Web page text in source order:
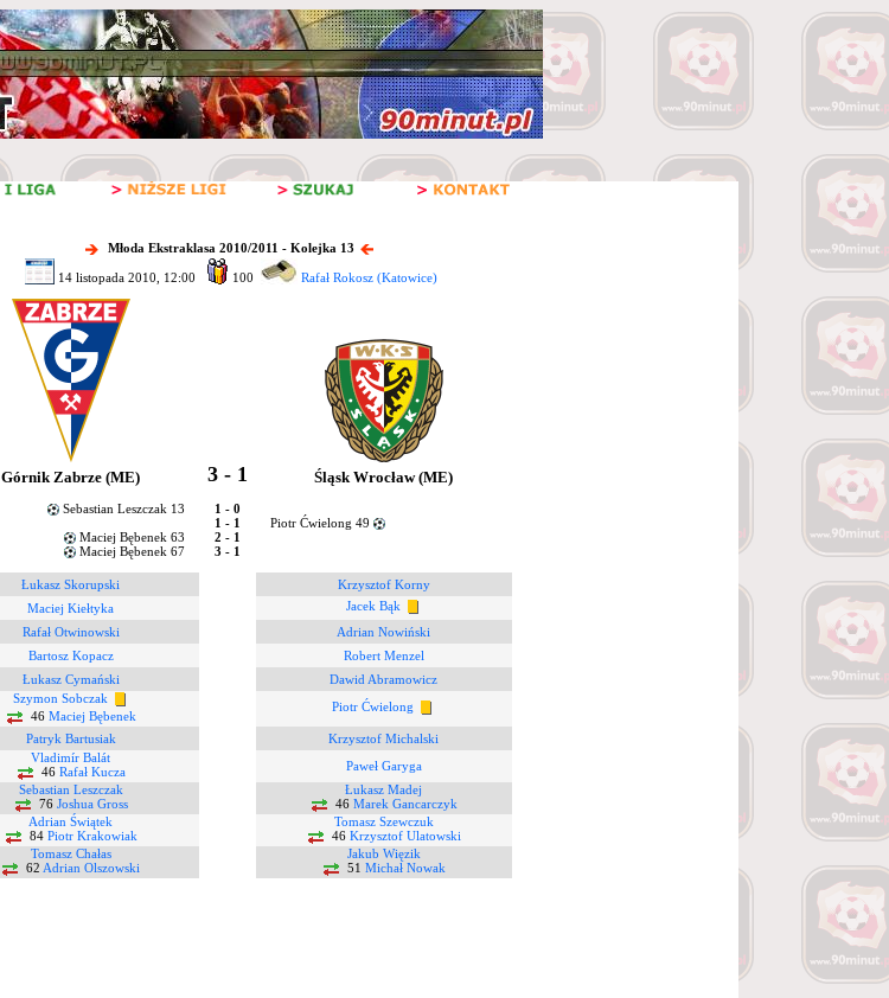
Młoda Ekstraklasa 2010/2011 - Kolejka 13
14 listopada 2010, 12:00 100 Rafał Rokosz (Katowice)
Górnik Zabrze (ME) 3 - 1 Śląsk Wrocław (ME)
Sebastian Leszczak 13
1 - 0
1 - 1
Piotr Ćwielong 49
Maciej Bębenek 63
2 - 1
Maciej Bębenek 67
3 - 1
Łukasz Skorupski
Krzysztof Korny
Maciej Kiełtyka
Jacek Bąk
Rafał Otwinowski
Adrian Nowiński
Bartosz Kopacz
Robert Menzel
Łukasz Cymański
Dawid Abramowicz
Szymon Sobczak
46 Maciej Bębenek
Piotr Ćwielong
Patryk Bartusiak
Krzysztof Michalski
Vladimír Balát
46 Rafał Kucza
Paweł Garyga
Sebastian Leszczak
76 Joshua Gross
Łukasz Madej
46 Marek Gancarczyk
Adrian Świątek
84 Piotr Krakowiak
Tomasz Szewczuk
46 Krzysztof Ulatowski
Tomasz Chałas
62 Adrian Olszowski
Jakub Więzik
51 Michał Nowak